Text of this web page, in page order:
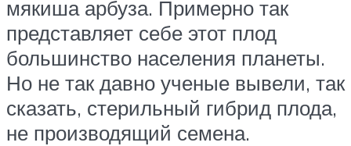
мякиша арбуза. Примерно так
представляет себе этот плод
большинство населения планеты.
Но не так давно ученые вывели, так
сказать, стерильный гибрид плода,
не производящий семена.